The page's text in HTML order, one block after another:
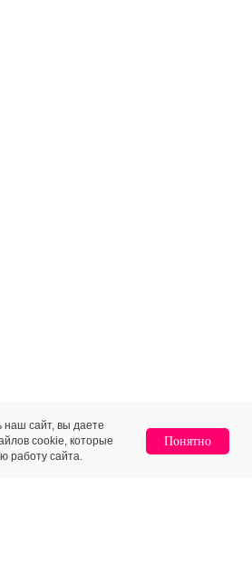
наш сайт, вы даете
cookie, которые
работу сайта.
Понятно